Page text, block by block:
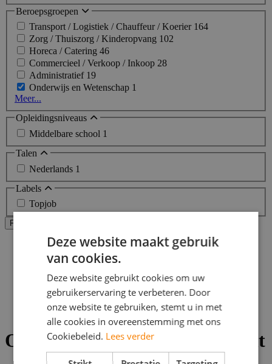
Beroepsgroepen
Transport / Logistiek / Chauffeur / Koerier 164
Zorg / Thuiszorg / Kinderopvang 102
Horeca / Catering 46
Commercieel / Verkoop / Inkoop 28
Administratief 19
Onderwijs en Wetenschap 1
Meer...
Opleidingsniveaus
Middelbare school 1
Talen
Nederlands 1
Labels
Topjob
Filters Toepassen
Home
Bijbaan
Utrecht
Vacatures onderwijs
Onderwijs vacatures in Utrecht
Deze website maakt gebruik
van cookies.
Deze website gebruikt cookies om uw
gebruikerservaring te verbeteren. Door
onze website te gebruiken, stemt u in met
alle cookies in overeenstemming met ons
Cookiebeleid. Lees verder